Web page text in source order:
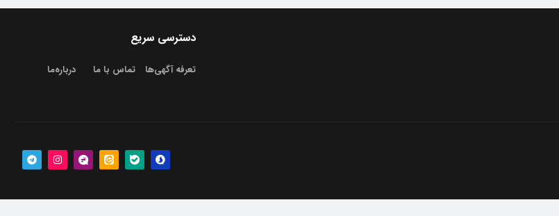
دسترسی سریع
تعرفه آگهی‌ها تماس با ما درباره‌‌ما